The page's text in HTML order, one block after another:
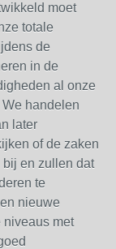
moet
totale
de
in de
al onze
handelen
later
of de zaken
en zullen dat
te
nieuwe
niveaus met